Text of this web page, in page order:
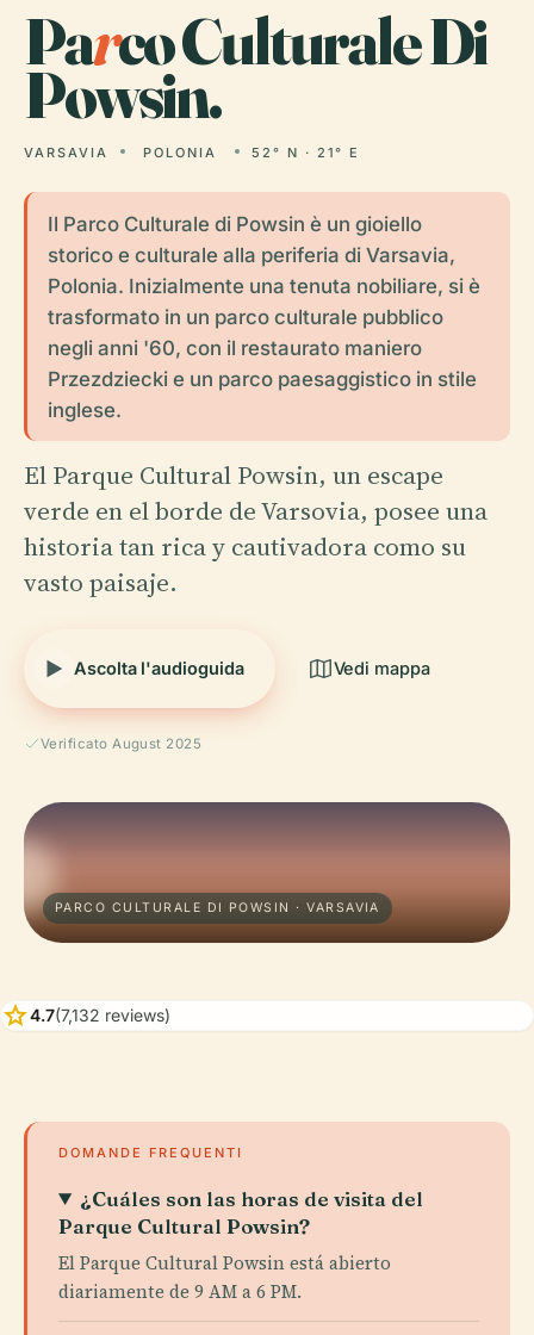
Parco Culturale Di
Powsin.
VARSAVIA POLONIA 52° N · 21° E
Il Parco Culturale di Powsin è un gioiello
storico e culturale alla periferia di Varsavia,
Polonia. Inizialmente una tenuta nobiliare, si è
trasformato in un parco culturale pubblico
negli anni '60, con il restaurato maniero
Przezdziecki e un parco paesaggistico in stile
inglese.
El Parque Cultural Powsin, un escape
verde en el borde de Varsovia, posee una
historia tan rica y cautivadora como su
vasto paisaje.
Ascolta l'audioguida Vedi mappa
Verificato August 2025
PARCO CULTURALE DI POWSIN · VARSAVIA
star4.7(7,132 reviews)
DOMANDE FREQUENTI
¿Cuáles son las horas de visita del
Parque Cultural Powsin?
El Parque Cultural Powsin está abierto
diariamente de 9 AM a 6 PM.